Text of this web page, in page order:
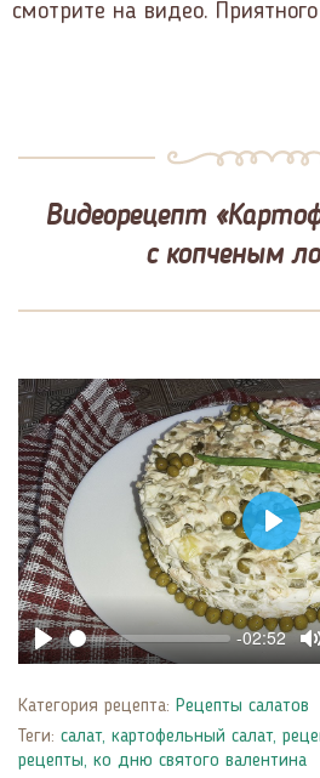
смотрите на видео.
Видеорецепт
с копченым
Play
-02:52
Play
Категория рецепта: Рецепты салатов
Теги: салат, картофельный салат,
рецепты, ко дню святого валентина